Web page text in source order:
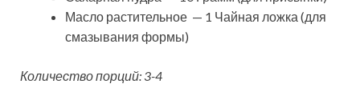
Масло растительное — 1 Чайная ложка (для
смазывания формы)
Количество порций: 3-4